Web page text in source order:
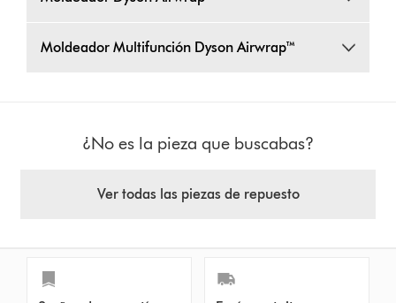
Moldeador Multifunción Dyson Airwrap™
¿No es la pieza que buscabas?
Ver todas las piezas de repuesto